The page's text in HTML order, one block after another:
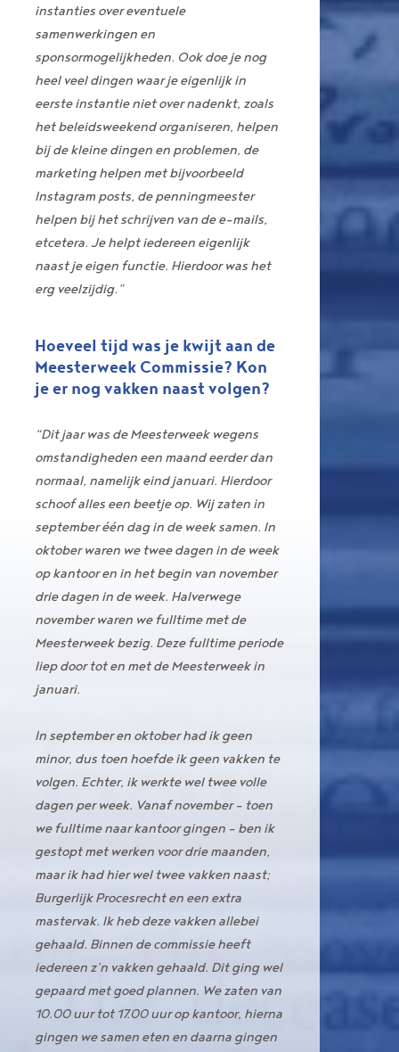
instanties over eventuele
samenwerkingen en
sponsormogelijkheden. Ook doe je nog
heel veel dingen waar je eigenlijk in
eerste instantie niet over nadenkt, zoals
het beleidsweekend organiseren, helpen
bij de kleine dingen en problemen, de
marketing helpen met bijvoorbeeld
Instagram posts, de penningmeester
helpen bij het schrijven van de e-mails,
etcetera. Je helpt iedereen eigenlijk
naast je eigen functie. Hierdoor was het
erg veelzijdig.”
Hoeveel tijd was je kwijt aan de
Meesterweek Commissie? Kon
je er nog vakken naast volgen?
“Dit jaar was de Meesterweek wegens
omstandigheden een maand eerder dan
normaal, namelijk eind januari. Hierdoor
schoof alles een beetje op. Wij zaten in
september één dag in de week samen. In
oktober waren we twee dagen in de week
op kantoor en in het begin van november
drie dagen in de week. Halverwege
november waren we fulltime met de
Meesterweek bezig. Deze fulltime periode
liep door tot en met de Meesterweek in
januari.
In september en oktober had ik geen
minor, dus toen hoefde ik geen vakken te
volgen. Echter, ik werkte wel twee volle
dagen per week. Vanaf november - toen
we fulltime naar kantoor gingen - ben ik
gestopt met werken voor drie maanden,
maar ik had hier wel twee vakken naast;
Burgerlijk Procesrecht en een extra
mastervak. Ik heb deze vakken allebei
gehaald. Binnen de commissie heeft
iedereen z’n vakken gehaald. Dit ging wel
gepaard met goed plannen. We zaten van
10.00 uur tot 17.00 uur op kantoor, hierna
gingen we samen eten en daarna gingen